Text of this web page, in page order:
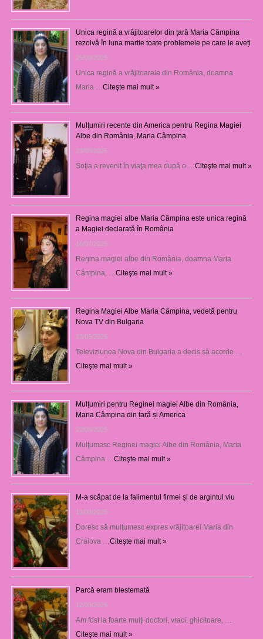
Unica regină a vrăjitoarelor din țară Maria Câmpina
rezolvă în luna martie toate problemele pe care le aveți
25/09/2025
Unica regină a vrăjitoarele din România, doamna
Maria … Citeşte mai mult »
Mulţumiri recente din America pentru Regina Magiei
Albe din România, Maria Câmpina
23/08/2025
Soţia a revenit în viaţa mea după o … Citeşte mai mult »
Regina magiei albe Maria Câmpina este unica regină
a Magiei declarată în România
16/07/2025
Regina magiei albe din România, doamna Maria
Câmpina, … Citeşte mai mult »
Regina Magiei Albe Maria Câmpina, vedetă pentru
Nova TV din Bulgaria
23/05/2025
Televiziunea Nova din Bulgaria a decis să acorde …
Citeşte mai mult »
Mulțumiri pentru Reginei magiei Albe din România,
Maria Câmpina din țară și America
22/05/2025
Mulţumesc Reginei magiei Albe din România, Maria
Câmpina … Citeşte mai mult »
M-a scăpat de la falimentul firmei și de argintul viu
13/03/2025
Doresc să mulţumesc expres vrăjitoarei Maria din
Craiova … Citeşte mai mult »
Parcă eram blestemată
12/03/2025
Am fost la foarte mulţi doctori, vraci, ghicitoare, …
Citeşte mai mult »